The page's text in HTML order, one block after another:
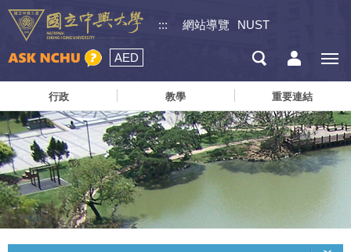
::: 網站導覽 NUST
AED
行政 教學 重要連結